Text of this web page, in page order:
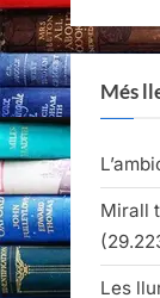
Més
Mirall
Les